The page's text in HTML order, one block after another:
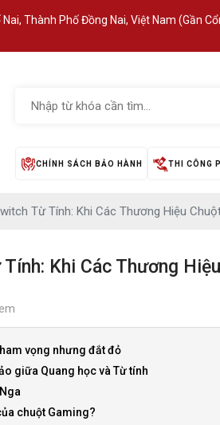
Thành Phố Đồng Nai, Việt Nam (Gần
CHÍNH SÁCH BẢO HÀNH THI CÔNG
Từ Tính: Khi Các Thương Hiệu
Khi Các Thương
vọng nhưng đắt đỏ
giữa Quang học và Từ tính
chuột Gaming?